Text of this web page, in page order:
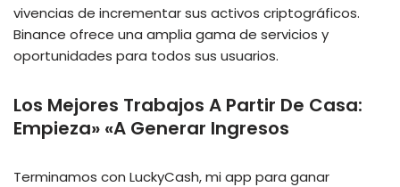
vivencias de incrementar sus activos criptográficos.
Binance ofrece una amplia gama de servicios y
oportunidades para todos sus usuarios.
Los Mejores Trabajos A Partir De Casa:
Empieza» «A Generar Ingresos
Terminamos con LuckyCash, mi app para ganar